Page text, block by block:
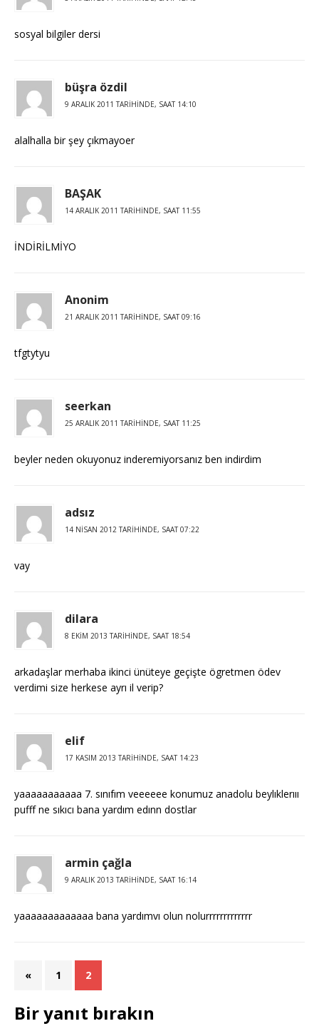
sosyal bilgiler dersi
büşra özdil
9 ARALIK 2011 TARIHINDE, SAAT 14:10
alalhalla bir şey çıkmayoer
BAŞAK
14 ARALIK 2011 TARIHINDE, SAAT 11:55
İNDİRİLMİYO
Anonim
21 ARALIK 2011 TARIHINDE, SAAT 09:16
tfgtytyu
seerkan
25 ARALIK 2011 TARIHINDE, SAAT 11:25
beyler neden okuyonuz inderemiyorsanız ben indirdim
adsız
14 NISAN 2012 TARIHINDE, SAAT 07:22
vay
dilara
8 EKIM 2013 TARIHINDE, SAAT 18:54
arkadaşlar merhaba ikinci ünüteye geçişte ögretmen ödev
verdimi size herkese ayrı il verip?
elif
17 KASIM 2013 TARIHINDE, SAAT 14:23
yaaaaaaaaaaa 7. sınıfım veeeeee konumuz anadolu beylıklerııı
pufff ne sıkıcı bana yardım edınn dostlar
armin çağla
9 ARALIK 2013 TARIHINDE, SAAT 16:14
yaaaaaaaaaaaaa bana yardımvı olun nolurrrrrrrrrrrrr
« 1 2
Bir yanıt bırakın